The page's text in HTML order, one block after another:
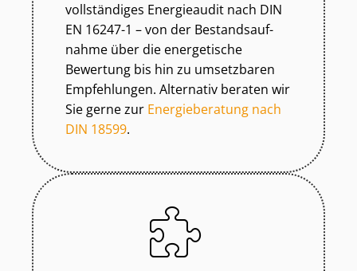
vollständiges Energieaudit nach DIN
EN 16247-1 – von der Be­stands­auf­
nah­me über die energetische
Bewertung bis hin zu umsetzbaren
Empfehlungen. Alternativ beraten wir
Sie gerne zur Energieberatung nach
DIN 18599.